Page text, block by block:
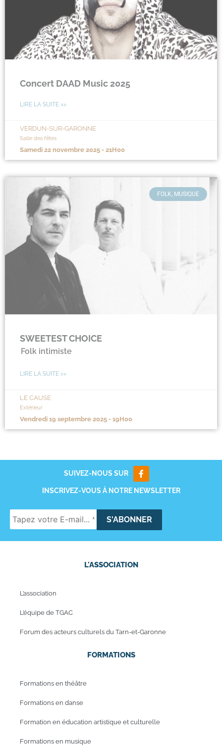
Concert DAAD Music 2025
LIRE LA SUITE >>
VERDUN-SUR-GARONNE
Salle des fêtes
samedi 22 novembre 2025 - 21H00
FOLK, MUSIQUE
SWEETEST CHOICE
Folk intimiste
LIRE LA SUITE >>
LE CAUSE
Extérieur
vendredi 19 septembre 2025 - 19H00
SUIVEZ-NOUS SUR
INSCRIVEZ-VOUS À NOTRE NEWSLETTER
L'ASSOCIATION
L’association
L’équipe de TGAC
Forum des acteurs culturels du Tarn-et-Garonne
FORMATIONS
Formations en théâtre
Formations en danse
Formation en éducation artistique et culturelle
Formations en musique